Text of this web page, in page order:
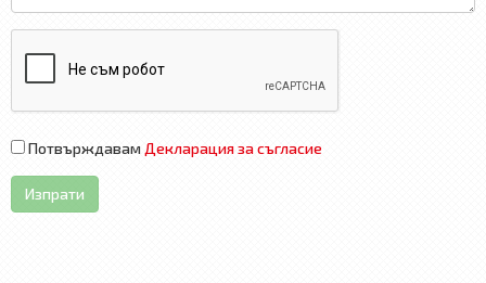
Потвърждавам Декларация за съгласие
Изпрати